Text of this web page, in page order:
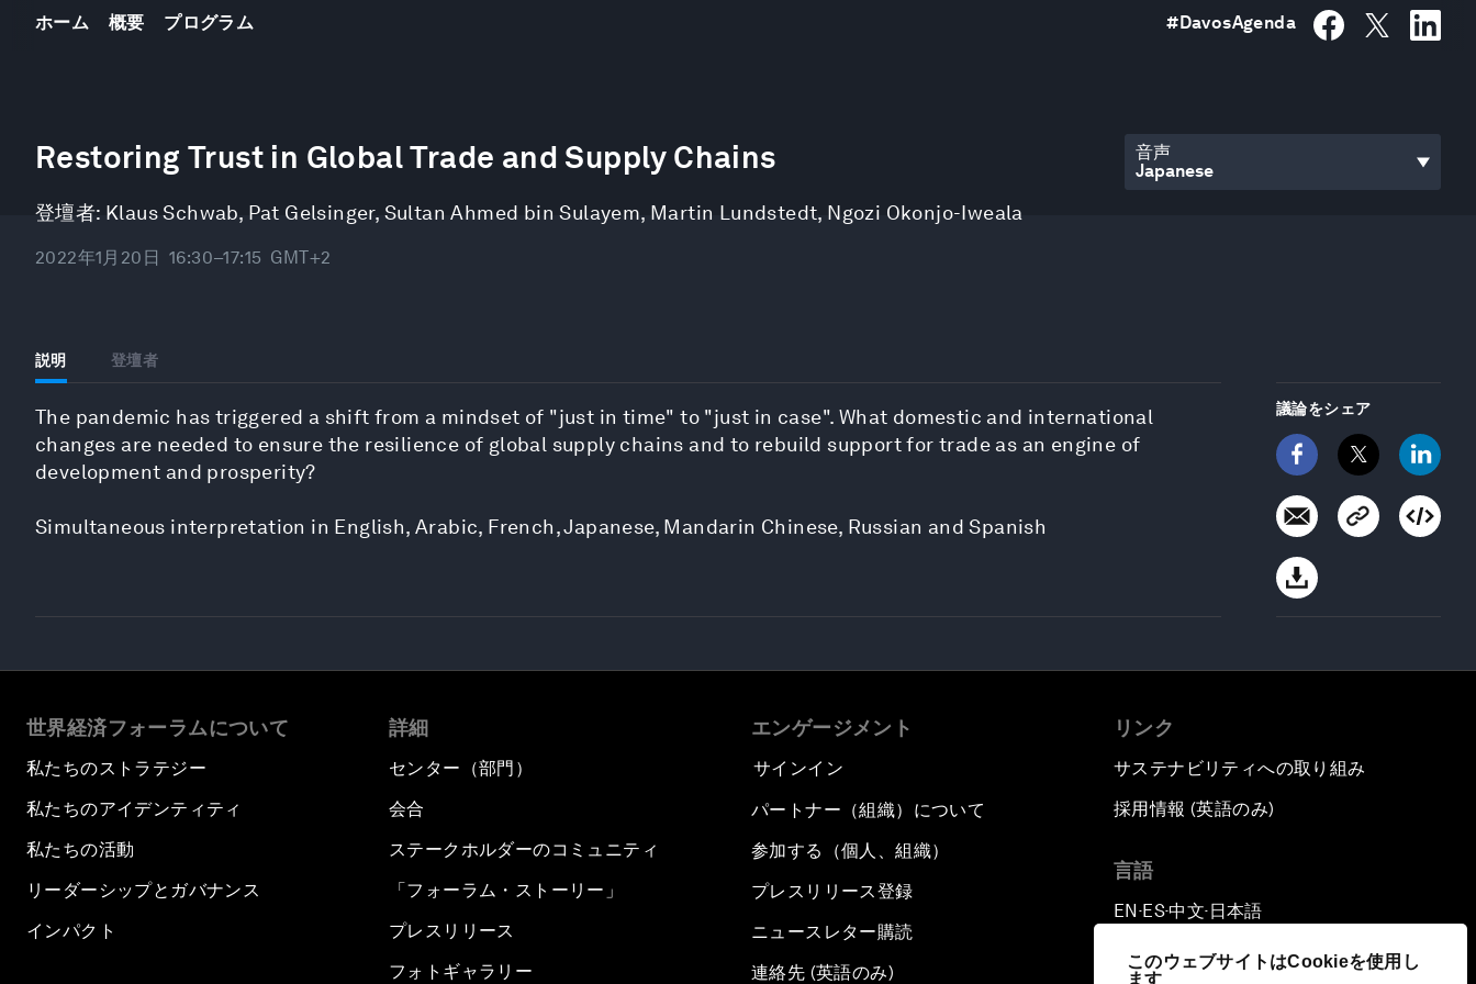
このウェブサイトはCookieを使用し
ます
ホーム 概要 プログラム #DavosAgenda
Restoring Trust in Global Trade and Supply Chains
登壇者: Klaus Schwab, Pat Gelsinger, Sultan Ahmed bin Sulayem, Martin Lundstedt, Ngozi Okonjo-Iweala
2022年1月20日 16:30–17:15 GMT+2
音声
説明 登壇者
The pandemic has triggered a shift from a mindset of "just in time" to "just in case". What domestic and international
changes are needed to ensure the resilience of global supply chains and to rebuild support for trade as an engine of
development and prosperity?
Simultaneous interpretation in English, Arabic, French, Japanese, Mandarin Chinese, Russian and Spanish
議論をシェア
of
3
seconds
世界経済フォーラムについて
私たちのストラテジー
私たちのアイデンティティ
私たちの活動
リーダーシップとガバナンス
インパクト
詳細
センター（部門）
会合
ステークホルダーのコミュニティ
「フォーラム・ストーリー」
プレスリリース
フォトギャラリー
エンゲージメント
サインイン
パートナー（組織）について
参加する（個人、組織）
プレスリリース登録
ニュースレター購読
連絡先 (英語のみ)
リンク
サステナビリティへの取り組み
採用情報 (英語のみ)
言語
EN ▪ES▪中文▪ 日本語